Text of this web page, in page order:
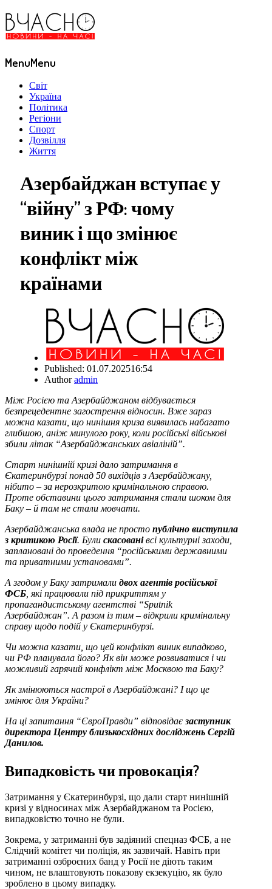
MenuMenu
Світ
Україна
Політика
Регіони
Спорт
Дозвілля
Життя
Азербайджан вступає у
“війну” з РФ: чому
виник і що змінює
конфлікт між
країнами
Published: 01.07.202516:54
Authoradmin
Між Росією та Азербайджаном відбувається
безпрецедентне загострення відносин. Вже зараз
можна казати, що нинішня криза виявилась набагато
глибшою, аніж минулого року, коли російські військові
збили літак “Азербайджанських авіаліній”.
Старт нинішній кризі дало затримання в
Єкатеринбурзі понад 50 вихідців з Азербайджану,
нібито – за нерозкритою кримінальною справою.
Проте обставини цього затримання стали шоком для
Баку – й там не стали мовчати.
Азербайджанська влада не просто публічно виступила
з критикою Росії. Були скасованівсі культурні заходи,
заплановані до проведення “російськими державними
та приватними установами”.
А згодом у Баку затримали двох агентів російської
ФСБ , які працювали під прикриттям у
пропагандистському агентстві “Sputnik
Азербайджан”. А разом із тим – відкрили кримінальну
справу щодо подій у Єкатеринбурзі.
Чи можна казати, що цей конфлікт виник випадково,
чи РФ планувала його? Як він може розвиватися і чи
можливий гарячий конфлікт між Москвою та Баку?
Як змінюються настрої в Азербайджані? І що це
змінює для України?
На ці запитання “ЄвроПравди” відповідає заступник
директора Центру близькосхідних досліджень Сергій
Данилов.
Випадковість чи провокація?
Затримання у Єкатеринбурзі, що дали старт нинішній
кризі у відносинах між Азербайджаном та Росією,
випадковістю точно не були.
Зокрема, у затриманні був задіяний спецназ ФСБ, а не
Слідчий комітет чи поліція, як зазвичай. Навіть при
затриманні озброєних банд у Росії не діють таким
чином, не влаштовують показову екзекуцію, як було
зроблено в цьому випадку.